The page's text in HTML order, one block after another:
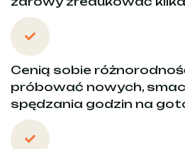
Cenią sobie
próbować nowych,
spędzania godzin na